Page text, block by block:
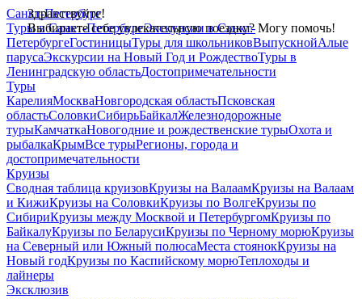
Здравствуйте!
Выбираете себе увлекательную поездку? Могу помочь!
Санкт-Петербург
Туры в Санкт-ПетербургЭкскурсии в Санкт-
ПетербургеГостиницыТуры для школьниковВыпускнойАлые
парусаЭкскурсии на Новый Год и РождествоТуры в
Ленинградскую областьДостопримечательности
Туры
КарелияМоскваНовгородская областьПсковская
областьСоловкиСибирьБайкалЖелезнодорожные
турыКамчаткаНовогодние и рождественские турыОхота и
рыбалкаКрымВсе турыРегионы, города и
достопримечательности
Круизы
Сводная таблица круизовКруизы на ВалаамКруизы на Валаам
и КижиКруизы на СоловкиКруизы по ВолгеКруизы по
СибириКруизы между Москвой и ПетербургомКруизы по
БайкалуКруизы по БеларусиКруизы по Черному морюКруизы
на Северный или Южный полюсаМеста стоянокКруизы на
Новый годКруизы по Каспийскому морюТеплоходы и
лайнеры
Эксклюзив